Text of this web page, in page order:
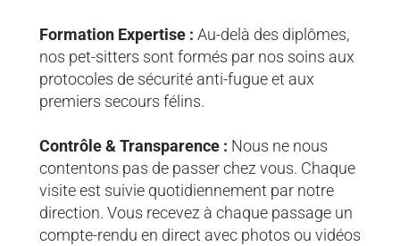
Formation Expertise : Au-delà des diplômes,
nos pet-sitters sont formés par nos soins aux
protocoles de sécurité anti-fugue et aux
premiers secours félins.
Contrôle & Transparence : Nous ne nous
contentons pas de passer chez vous. Chaque
visite est suivie quotidiennement par notre
direction. Vous recevez à chaque passage un
compte-rendu en direct avec photos ou vidéos